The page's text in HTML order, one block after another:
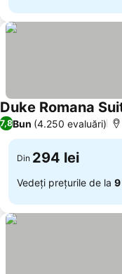
Duke Romana
7,8Bun (4.250 evaluări)
Din 294 lei
Vedeți prețurile de la